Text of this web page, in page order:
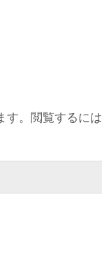
。閲覧するに